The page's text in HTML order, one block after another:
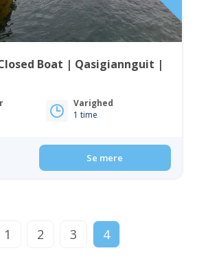
Boat | Qasigiannguit |
Varighed
1 time
Se mere
1 2 3 4